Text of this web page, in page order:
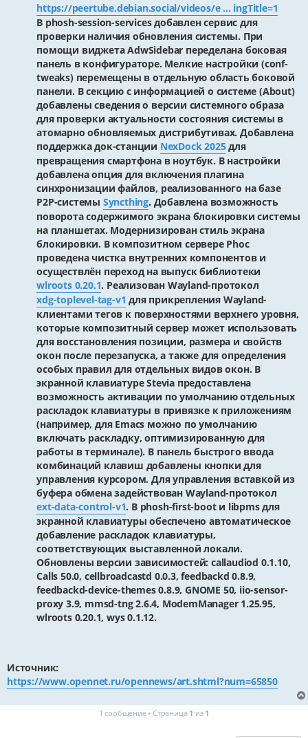
https://peertube.debian.social/videos/e ... ingTitle=1
В phosh-session-services добавлен сервис для
проверки наличия обновления системы. При
помощи виджета AdwSidebar переделана боковая
панель в конфигураторе. Мелкие настройки (conf-
tweaks) перемещены в отдельную область боковой
панели. В секцию c информацией о системе (About)
добавлены сведения о версии системного образа
для проверки актуальности состояния системы в
атомарно обновляемых дистрибутивах. Добавлена
поддержка док-станции NexDock 2025для
превращения смартфона в ноутбук. В настройки
добавлена опция для включения плагина
синхронизации файлов, реализованного на базе
P2P-системы Syncthing. Добавлена возможность
поворота содержимого экрана блокировки системы
на планшетах. Модернизирован стиль экрана
блокировки. В композитном сервере Phoc
проведена чистка внутренних компонентов и
осуществлён переход на выпуск библиотеки
wlroots 0.20.1. Реализован Wayland-протокол
xdg-toplevel-tag-v1 для прикрепления Wayland-
клиентами тегов к поверхностями верхнего уровня,
которые композитный сервер может использовать
для восстановления позиции, размера и свойств
окон после перезапуска, а также для определения
особых правил для отдельных видов окон. В
экранной клавиатуре Stevia предоставлена
возможность активации по умолчанию отдельных
раскладок клавиатуры в привязке к приложениям
(например, для Emacs можно по умолчанию
включать раскладку, оптимизированную для
работы в терминале). В панель быстрого ввода
комбинаций клавиш добавлены кнопки для
управления курсором. Для управления вставкой из
буфера обмена задействован Wayland-протокол
ext-data-control-v1. В phosh-first-boot и libpms для
экранной клавиатуры обеспечено автоматическое
добавление раскладок клавиатуры,
соответствующих выставленной локали.
Обновлены версии зависимостей: callaudiod 0.1.10,
Calls 50.0, cellbroadcastd 0.0.3, feedbackd 0.8.9,
feedbackd-device-themes 0.8.9, GNOME 50, iio-sensor-
proxy 3.9, mmsd-tng 2.6.4, ModemManager 1.25.95,
wlroots 0.20.1, wys 0.1.12.
Источник:
https://www.opennet.ru/opennews/art.shtml?num=65850
1 сообщение • Страница 1 из 1